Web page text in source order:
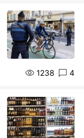
1238 4